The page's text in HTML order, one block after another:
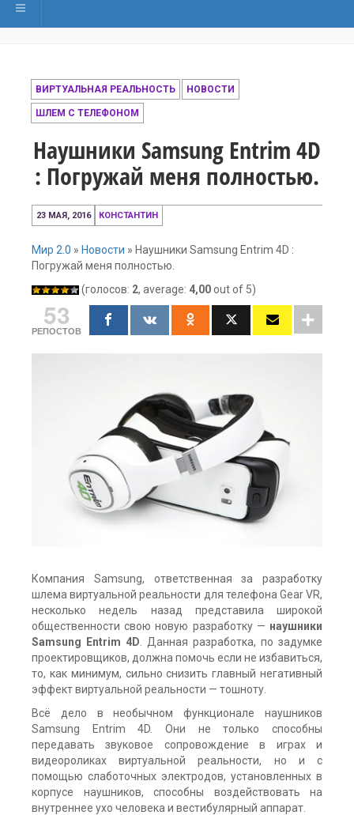
Переключить навигацию
ВИРТУАЛЬНАЯ РЕАЛЬНОСТЬ НОВОСТИ
ШЛЕМ С ТЕЛЕФОНОМ
Наушники Samsung Entrim 4D
: Погружай меня полностью.
23 МАЯ, 2016
11
декабря,
КОНСТАНТИН
Мир 2.0 » Новости » Наушники Samsung Entrim 4D :
Погружай меня полностью.
(голосов: 2, average: 4,00out of 5)
53
РЕПОСТОВ
Компания Samsung, ответственная за разработку
шлема виртуальной реальности для телефона Gear VR,
несколько недель назад представила широкой
общественности свою новую разработку — наушники
Samsung Entrim 4D . Данная разработка, по задумке
проектировщиков, должна помочь если не избавиться,
то, как минимум, сильно снизить главный негативный
эффект виртуальной реальности — тошноту.
Всё дело в необычном функционале наушников
Samsung Entrim 4D. Они не только способны
передавать звуковое сопровождение в играх и
видеороликах виртуальной реальности, но и с
помощью слаботочных электродов, установленных в
корпусе наушников, способны воздействовать на
внутреннее ухо человека и вестибулярный аппарат.